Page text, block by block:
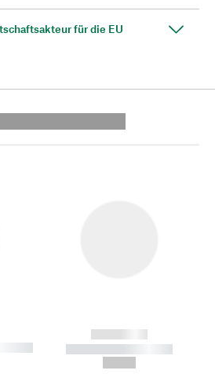
für die EU
------------
----------- -----------